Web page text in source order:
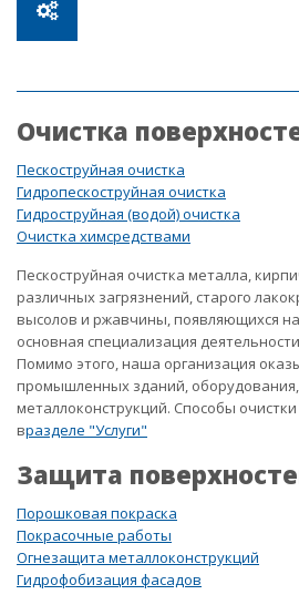
Очистка
Пескоструйная очистка
Гидропескоструйная очистка
Гидроструйная (водой) очистка
Очистка химсредствами
Пескоструйная очистка металла,
различных загрязнений, старого
высолов и ржавчины, появляющихся на
основная специализация
Помимо этого, наша организация
промышленных зданий, оборудования,
металлоконструкций. Способы
вразделе "Услуги"
Защита
Порошковая покраска
Покрасочные работы
Огнезащита металлоконструкций
Гидрофобизация фасадов